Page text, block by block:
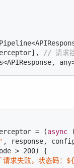
// 请求
= (async
, response,
> 200) {
`请求失败，状态码：